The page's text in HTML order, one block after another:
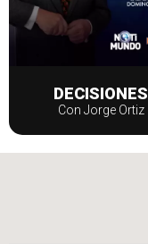
DECISIONES
Con Jorge Ortiz